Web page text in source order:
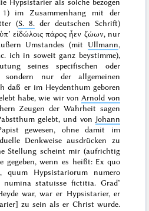
Hypsistarier als solchebezogen
1) im Zusammenhang mit der
(S. 8.der deutschen Schrift)
ὑπ’ εἰδώλοις πάρος ἦεν ζώων, nur
Umstandes (mit Ullmann,
ich in soweit ganz beystimme),
seines specifischen oder
sondern nur der allgemeinen
daß er im Heydenthum geboren
habe, wie wir vonArnold von
Zeugen der Wahrheit sagen
gelebt, und von Johann
gewesen, ohne damit im
Denkweise ausdrücken zu
Stellung scheint mir (aufrichtig
gegeben, wenn es heißt: Ex quo
quum Hypsistariorum numero
numina statuisse fictitia. Grad’
war, war er Hypsistarier, er
zu sein als er Christ wurde.